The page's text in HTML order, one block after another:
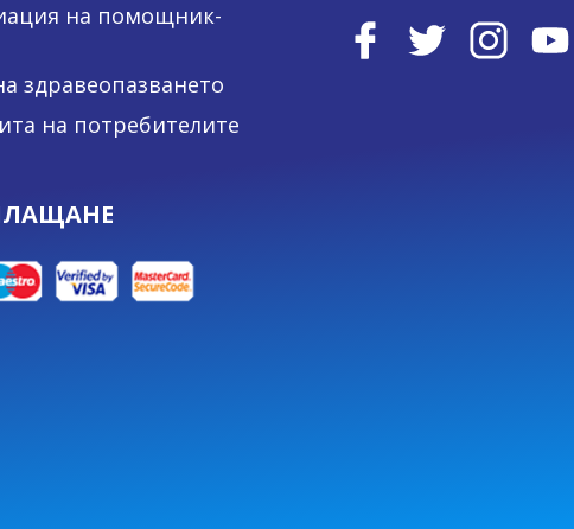
на помощник-
здравеопазването
на потребителите